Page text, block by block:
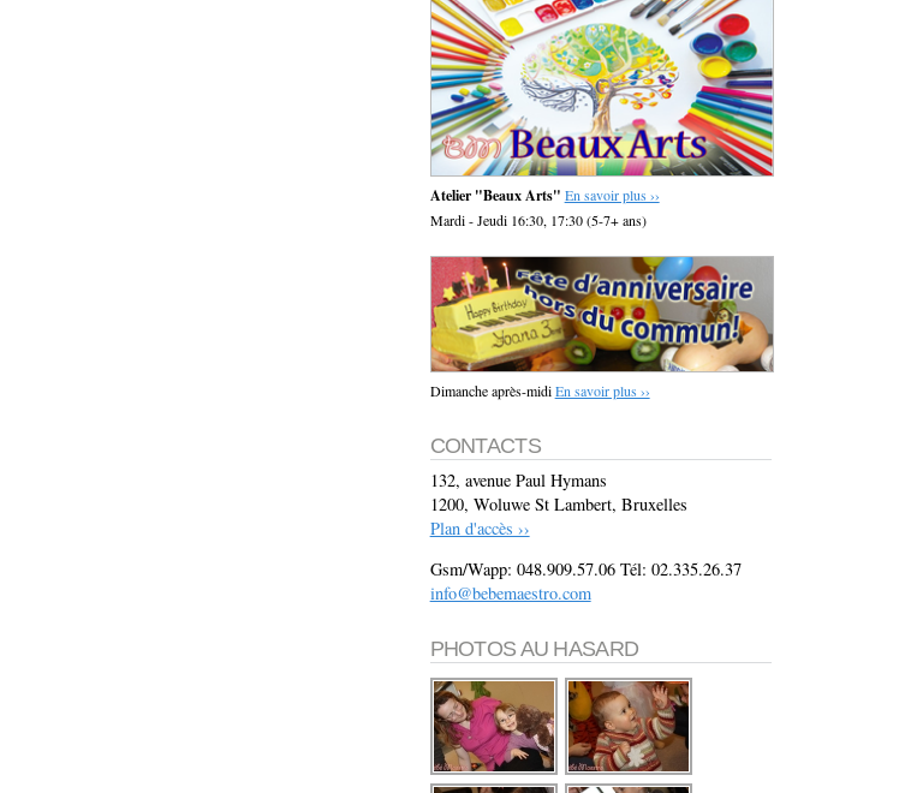
Atelier "Beaux Arts" En savoir plus ››
Mardi - Jeudi 16:30, 17:30 (5-7+ ans)
Dimanche après-midiEn savoir plus ››
CONTACTS
132, avenue Paul Hymans
1200, Woluwe St Lambert, Bruxelles
Plan d'accès ››
Gsm/Wapp: 048.909.57.06 Tél: 02.335.26.37
info@bebemaestro.com
PHOTOS AU HASARD